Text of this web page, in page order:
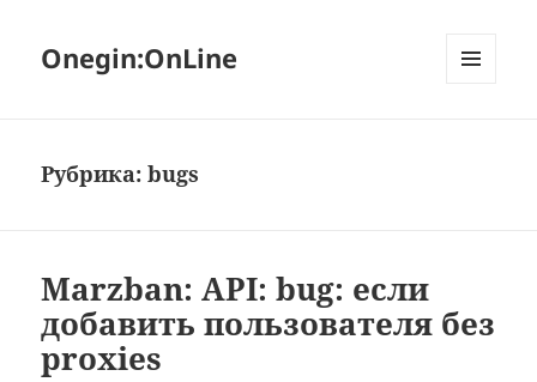
Onegin:OnLine
Рубрика:bugs
Marzban: API: bug: если
добавить пользователя без
proxies